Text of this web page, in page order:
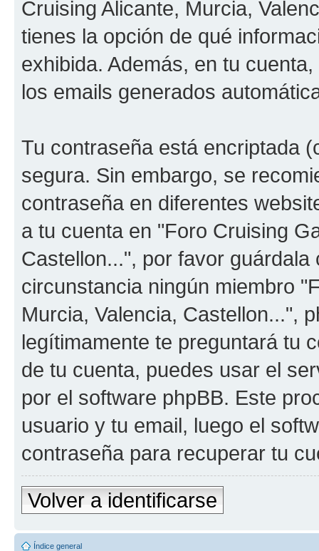
Cruising Alicante, Murcia,
tienes la opción de qué
exhibida. Además, en tu
los emails generados
Tu contraseña está encriptada
segura. Sin embargo, se
contraseña en diferentes
a tu cuenta en "Foro Cruising
Castellon...", por favor
circunstancia ningún miembro
Murcia, Valencia, Castellon...",
legítimamente te preguntará tu
de tu cuenta, puedes usar el
por el software phpBB. Este
usuario y tu email, luego el
contraseña para recuperar tu
Volver a identificarse
Índice general